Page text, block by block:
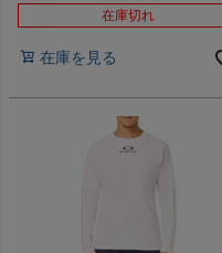
在庫切れ
在庫を見る